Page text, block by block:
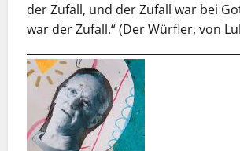
der Zufall, und der Zufall war bei
war der Zufall.“ (Der Würfler, von